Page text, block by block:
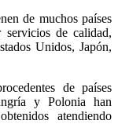
de muchos países
de calidad,
Unidos, Japón,
de países
y Polonia han
atendiendo